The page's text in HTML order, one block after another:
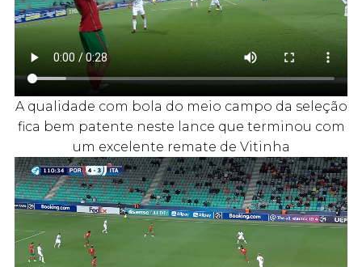
A qualidade com bola do meio campo da seleção
fica bem patente neste lance que terminou com
um excelente remate de Vitinha